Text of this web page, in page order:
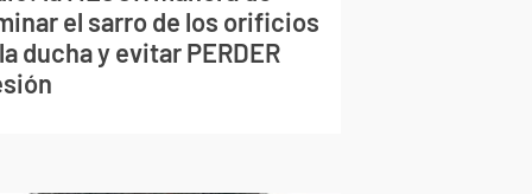
el sarro de los orificios
ducha y evitar PERDER